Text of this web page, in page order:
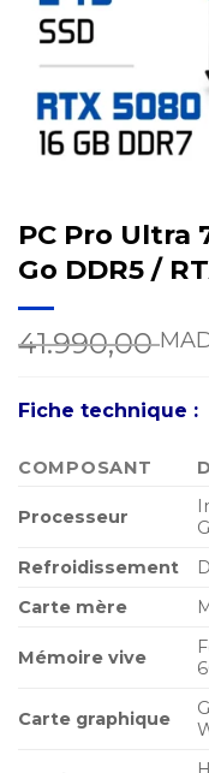
PC Pro Ultra
Go DDR5 /
41.990,00
Fiche technique :
COMPOSANT
Processeur
Refroidissement
Carte mère
Mémoire vive
Carte graphique